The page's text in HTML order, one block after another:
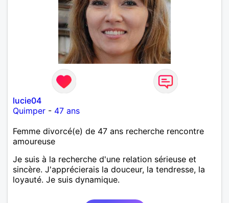
lucie04
Quimper - 47 ans
Femme divorcé(e) de 47 ans recherche rencontre
amoureuse
Je suis à la recherche d'une relation sérieuse et
sincère. J'apprécierais la douceur, la tendresse, la
loyauté. Je suis dynamique.